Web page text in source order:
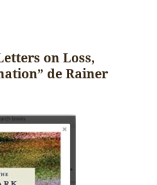
on Loss,
de Rainer